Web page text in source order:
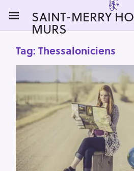
i
SAINT-MERRY
MURS
Tag: Thessaloniciens